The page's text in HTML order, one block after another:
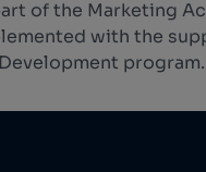
of the Marketing
with the
program.